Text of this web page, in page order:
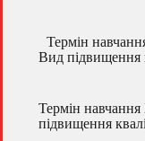
Термін
Вид підвищення
Термін
підвищення